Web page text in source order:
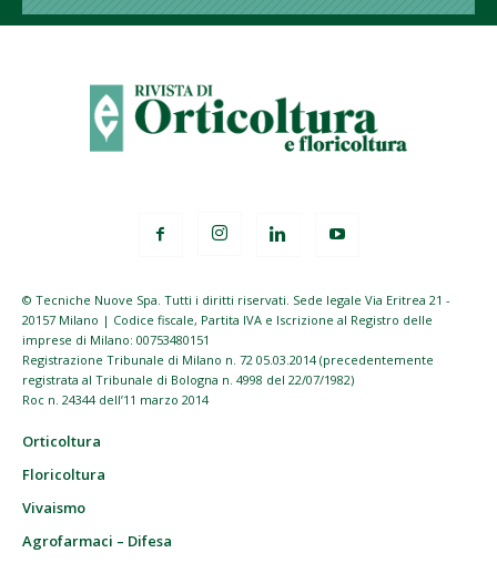
© Tecniche Nuove Spa. Tutti i diritti riservati. Sede legale Via Eritrea 21 -
20157 Milano | Codice fiscale, Partita IVA e Iscrizione al Registro delle
imprese di Milano: 00753480151
Registrazione Tribunale di Milano n. 72 05.03.2014 (precedentemente
registrata al Tribunale di Bologna n. 4998 del 22/07/1982)
Roc n. 24344 dell’11 marzo 2014
Orticoltura
Floricoltura
Vivaismo
Agrofarmaci – Difesa